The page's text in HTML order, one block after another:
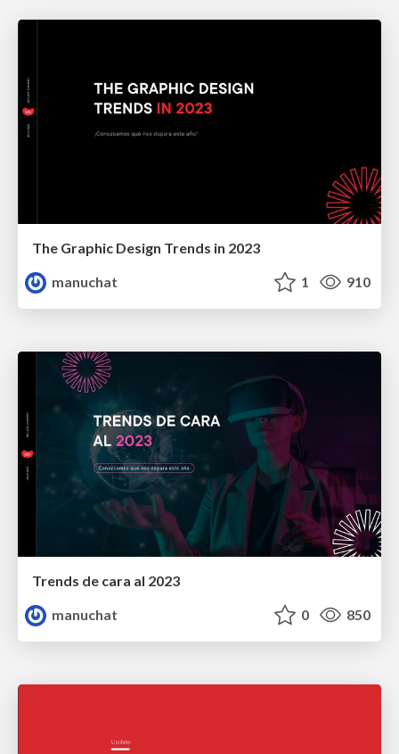
The Graphic Design Trends in 2023
manuchat
1 910
Trends de cara al 2023
manuchat
0 850